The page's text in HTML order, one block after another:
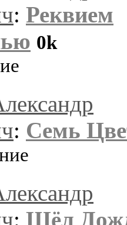
: Реквием
0k
: Семь
: Шёл